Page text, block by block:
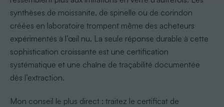
synthèses de moissanite, de spinelle ou de corindon
créées en laboratoire trompent même des acheteurs
expérimentés à l’œil nu. La seule réponse durable à cette
sophistication croissante est une certification
systématique et une chaîne de traçabilité documentée
dès l’extraction.
Mon conseil le plus direct : traitez le certificat de